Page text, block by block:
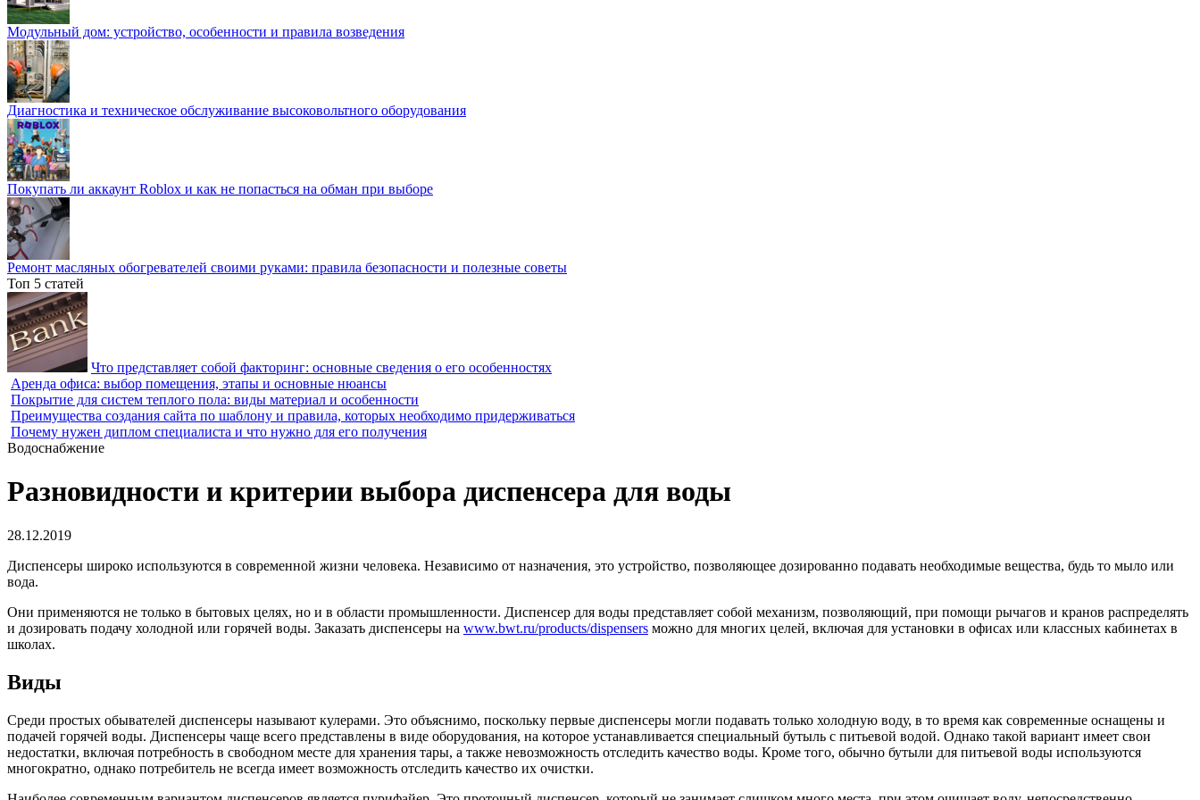
Модульный дом: устройство, особенности и правила возведения
Диагностика и техническое обслуживание высоковольтного оборудования
Покупать ли аккаунт Roblox и как не попасться на обман при выборе
Ремонт масляных обогревателей своими руками: правила безопасности и полезные советы
Топ 5 статей
Что представляет собой факторинг: основные сведения о его особенностях
Аренда офиса: выбор помещения, этапы и основные нюансы
Покрытие для систем теплого пола: виды материал и особенности
Преимущества создания сайта по шаблону и правила, которых необходимо придерживаться
Почему нужен диплом специалиста и что нужно для его получения
Водоснабжение
Разновидности и критерии выбора диспенсера для воды
28.12.2019
Диспенсеры широко используются в современной жизни человека. Независимо от назначения, это устройство, позволяющее дозированно подавать необходимые вещества, будь то мыло или
вода.
Они применяются не только в бытовых целях, но и в области промышленности. Диспенсер для воды представляет собой механизм, позволяющий, при помощи рычагов и кранов распределять
и дозировать подачу холодной или горячей воды. Заказать диспенсеры на www.bwt.ru/products/dispensers можно для многих целей, включая для установки в офисах или классных кабинетах в
школах.
Виды
Среди простых обывателей диспенсеры называют кулерами. Это объяснимо, поскольку первые диспенсеры могли подавать только холодную воду, в то время как современные оснащены и
подачей горячей воды. Диспенсеры чаще всего представлены в виде оборудования, на которое устанавливается специальный бутыль с питьевой водой. Однако такой вариант имеет свои
недостатки, включая потребность в свободном месте для хранения тары, а также невозможность отследить качество воды. Кроме того, обычно бутыли для питьевой воды используются
многократно, однако потребитель не всегда имеет возможность отследить качество их очистки.